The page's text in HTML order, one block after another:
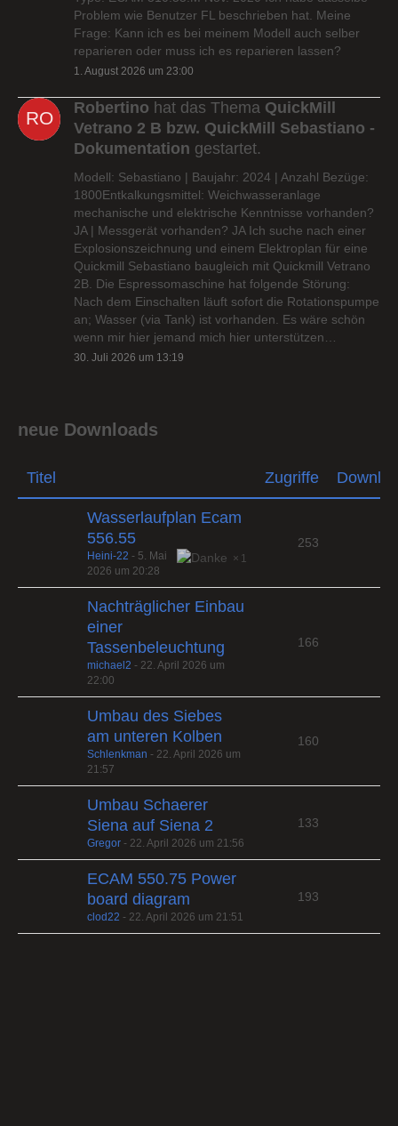
Problem wie Benutzer FL beschrieben hat. Meine
Frage: Kann ich es bei meinem Modell auch selber
reparieren oder muss ich es reparieren lassen?
1. August 2026 um 23:00
Robertino hat das Thema QuickMill
Vetrano 2 B bzw. QuickMill Sebastiano -
Dokumentation gestartet.
Modell: Sebastiano | Baujahr: 2024 | Anzahl Bezüge:
1800Entkalkungsmittel: Weichwasseranlage
mechanische und elektrische Kenntnisse vorhanden?
JA | Messgerät vorhanden? JA Ich suche nach einer
Explosionszeichnung und einem Elektroplan für eine
Quickmill Sebastiano baugleich mit Quickmill Vetrano
2B. Die Espressomaschine hat folgende Störung:
Nach dem Einschalten läuft sofort die Rotationspumpe
an; Wasser (via Tank) ist vorhanden. Es wäre schön
wenn mir hier jemand mich hier unterstützen…
30. Juli 2026 um 13:19
neue Downloads
Titel Zugriffe
Wasserlaufplan Ecam
556.55
1
Heini-22 - 5. Mai
2026 um 20:28
253
Nachträglicher Einbau
einer
Tassenbeleuchtung
michael2 - 22. April 2026 um
22:00
166
Umbau des Siebes
am unteren Kolben
Schlenkman - 22. April 2026 um
21:57
160
Umbau Schaerer
Siena auf Siena 2
Gregor - 22. April 2026 um 21:56
133
ECAM 550.75 Power
board diagram
clod22 - 22. April 2026 um 21:51
193